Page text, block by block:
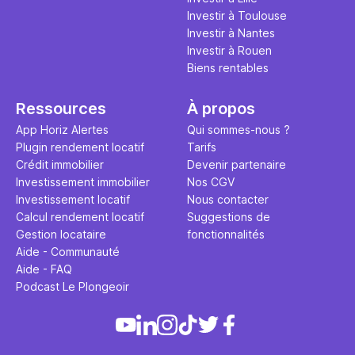
Investir à Toulouse
Investir à Nantes
Investir à Rouen
Biens rentables
Ressources
App Horiz Alertes
Plugin rendement locatif
Crédit immobilier
Investissement immobilier
Investissement locatif
Calcul rendement locatif
Gestion locataire
Aide - Communauté
Aide - FAQ
Podcast Le Plongeoir
À propos
Qui sommes-nous ?
Tarifs
Devenir partenaire
Nos CGV
Nous contacter
Suggestions de
fonctionnalités